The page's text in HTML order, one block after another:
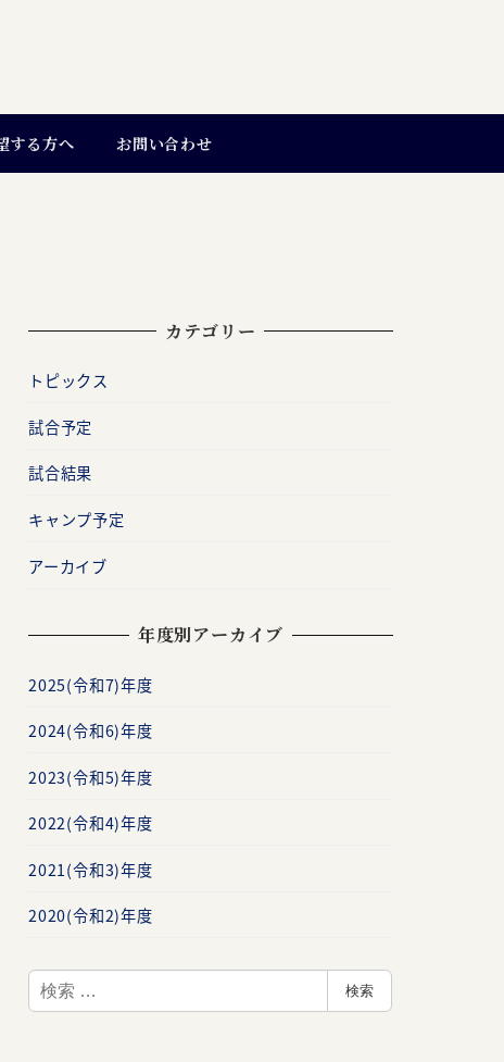
する方へ お問い合わせ
カテゴリー
トピックス
試合予定
試合結果
キャンプ予定
アーカイブ
年度別アーカイブ
2025(令和7)年度
2024(令和6)年度
2023(令和5)年度
2022(令和4)年度
2021(令和3)年度
2020(令和2)年度
検
索
検索